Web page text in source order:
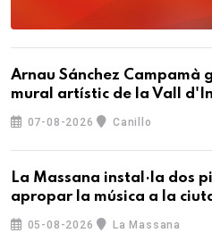
Arnau Sánchez Campamà
mural artístic de la Vall
07-08-2026 Canillo
La Massana instal·la dos
apropar la música a la
05-08-2026 La Massana